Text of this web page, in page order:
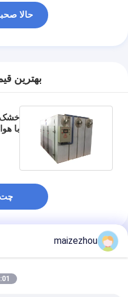
حالا
بهترين
با
چت
محصولات توصیه شده
maizezhou
AM